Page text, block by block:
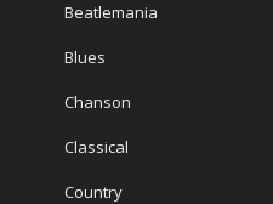
Beatlemania
Blues
Chanson
Classical
Country